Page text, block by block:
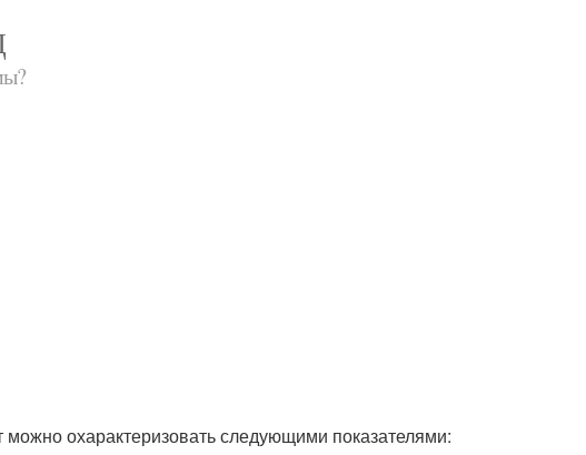
охарактеризовать следующими показателями: